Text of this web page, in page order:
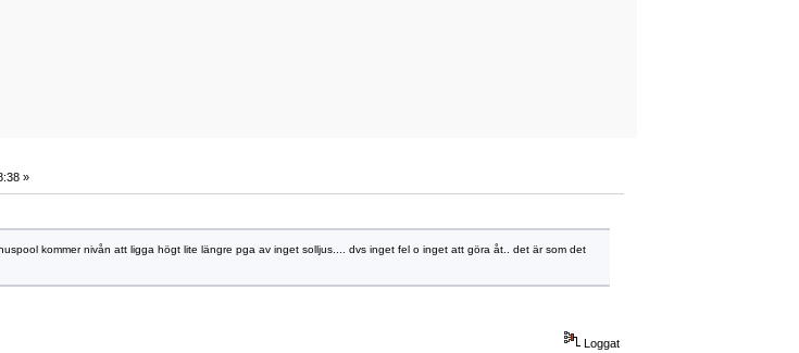
»
kommer nivån att ligga högt lite längre pga av inget solljus.... dvs inget fel o inget att göra åt.. det är som det
Loggat